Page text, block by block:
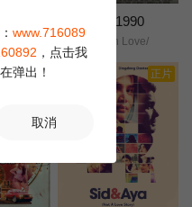
Disamoe/
新潮恋爱 1990
9.0 Modern Love/
正片 正片
www.716089
，点击我
弹出！
取消